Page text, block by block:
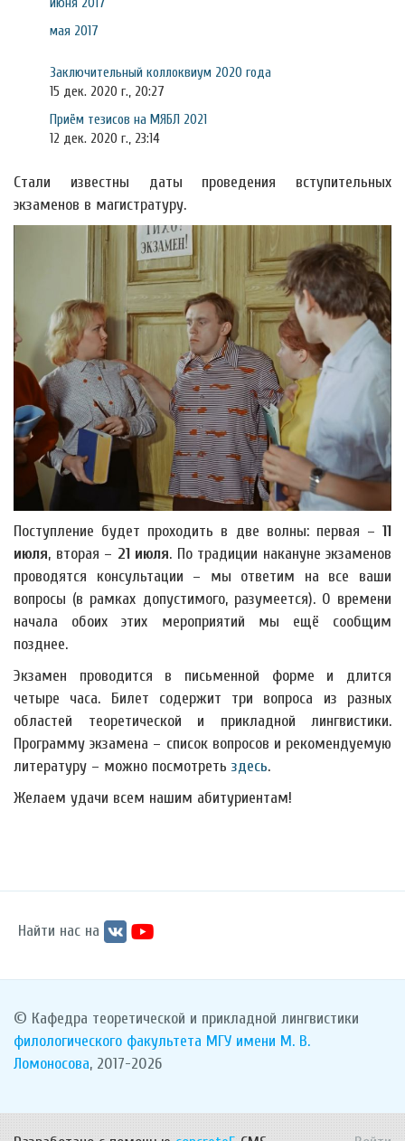
мая 2017
Заключительный коллоквиум 2020 года
15 дек. 2020 г., 20:27
Приём тезисов на МЯБЛ 2021
12 дек. 2020 г., 23:14
Стали известны даты проведения вступительных
экзаменов в магистратуру.
Поступление будет проходить в две волны: первая – 11
июля, вторая – 21 июля. По традиции накануне экзаменов
проводятся консультации – мы ответим на все ваши
вопросы (в рамках допустимого, разумеется). О времени
начала обоих этих мероприятий мы ещё сообщим
позднее.
Экзамен проводится в письменной форме и длится
четыре часа. Билет содержит три вопроса из разных
областей теоретической и прикладной лингвистики.
Программу экзамена – список вопросов и рекомендуемую
литературу – можно посмотретьздесь.
Желаем удачи всем нашим абитуриентам!
Найти нас на
© Кафедра теоретической и прикладной лингвистики
филологического факультета МГУ имени М. В.
Ломоносова, 2017-2026